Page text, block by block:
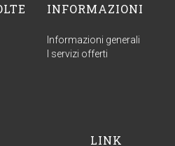
INFORMAZIONI
Informazioni generali
I servizi offerti
LINK